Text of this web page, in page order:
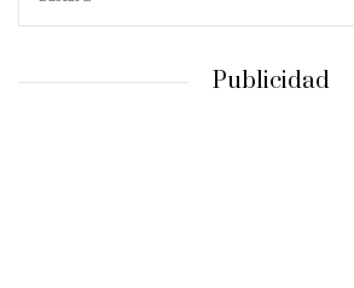
Publicidad